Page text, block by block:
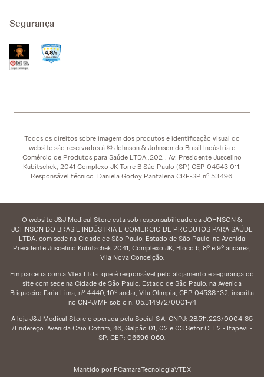
Segurança
Todos os direitos sobre imagem dos produtos e identificação visual do
website são reservados à © Johnson & Johnson do Brasil Indústria e
Comércio de Produtos para Saúde LTDA.,2021. Av. Presidente Juscelino
Kubitschek, 2041 Complexo JK Torre B São Paulo (SP) CEP 04543 011.
Responsável técnico: Daniela Godoy Pantalena CRF-SP nº 53.496.
O website J&J Medical Store está sob responsabilidade da JOHNSON &
JOHNSON DO BRASIL INDÚSTRIA E COMÉRCIO DE PRODUTOS PARA SAÚDE
LTDA. com sede na Cidade de São Paulo, Estado de São Paulo, na Avenida
Presidente Juscelino Kubitschek 2041, Complexo JK, Bloco b, 8º e 9º andares,
Vila Nova Conceição.
Em parceria com a Vtex Ltda. que é responsável pelo alojamento e segurança do
site com sede na Cidade de São Paulo, Estado de São Paulo, na Avenida
Brigadeiro Faria Lima, nº 4.440, 10º andar, Vila Olímpia, CEP 04538-132, inscrita
no CNPJ/MF sob o n. 05.314.972/0001-74
A loja J&J Medical Store é operada pela Social S.A. CNPJ: 28.511.223/0004-85
/Endereço: Avenida Caio Cotrim, 46, Galpão 01, 02 e 03 Setor CLI 2 - Itapevi -
SP, CEP: 06696-060.
Mantido por:FCamaraTecnologiaVTEX